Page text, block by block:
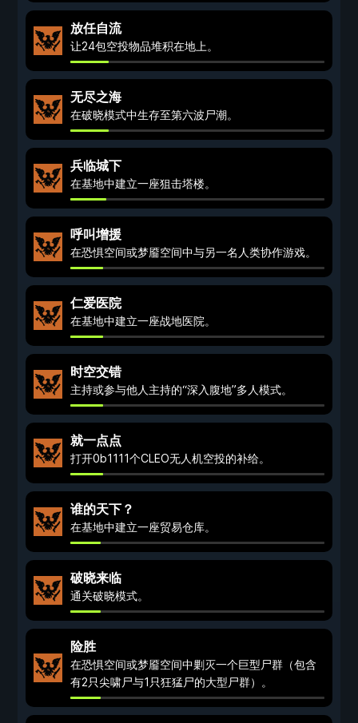
放任自流
让24包空投物品堆积在地上。
无尽之海
在破晓模式中生存至第六波尸潮。
兵临城下
在基地中建立一座狙击塔楼。
呼叫增援
在恐惧空间或梦靥空间中与另一名人类协作游戏。
仁爱医院
在基地中建立一座战地医院。
时空交错
主持或参与他人主持的“深入腹地”多人模式。
就一点点
打开0b1111个CLEO无人机空投的补给。
谁的天下？
在基地中建立一座贸易仓库。
破晓来临
通关破晓模式。
险胜
在恐惧空间或梦靥空间中剿灭一个巨型尸群（包含
有2只尖啸尸与1只狂猛尸的大型尸群）。